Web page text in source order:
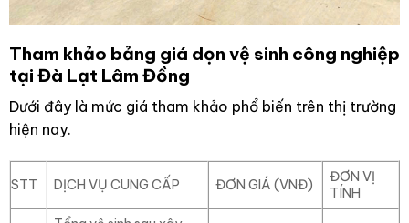
Tham khảo bảng giá dọn vệ sinh công nghiệp
tại Đà Lạt Lâm Đồng
Dưới đây là mức giá tham khảo phổ biến trên thị trường
hiện nay.
STT DỊCH VỤ CUNG CẤP ĐƠN GIÁ (VNĐ)
ĐƠN VỊ
TÍNH